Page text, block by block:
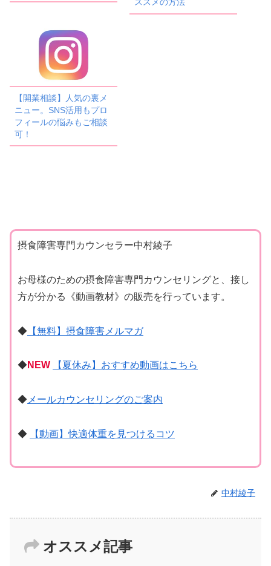
ススメの方法
【開業相談】人気の裏メ
ニュー。SNS活用もプロ
フィールの悩みもご相談
可！
摂食障害専門カウンセラー中村綾子
お母様のための摂食障害専門カウンセリングと、接し
方が分かる《動画教材》の販売を行っています。
◆ 【無料】摂食障害メルマガ
◆NEW 【夏休み】おすすめ動画はこちら
◆ メールカウンセリングのご案内
◆ 【動画】快適体重を見つけるコツ
中村綾子
オススメ記事